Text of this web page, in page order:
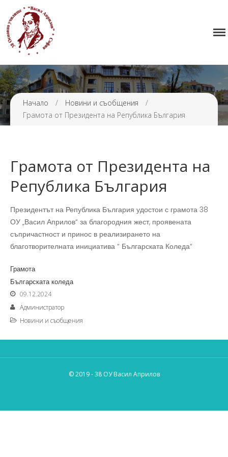
Нормативна уредба
Прием
Проекти и дейности
Седмично разписание
Начало / Новини и съобщения
/
Грамота от Президента на Република България
Грамота от Президента на
Република България
Президентът на Република България удостои с грамота 38
ОУ „Васил Априлов“ за благородния жест, проявената
съпричастност и принос в реализирането на
благотворителната инициатива “ Българската Коледа“
Грамота
Българската коледа
09.12.2024
Администратор
Новини и съобщения
© 2019 - 38 ОУ Васил Априлов